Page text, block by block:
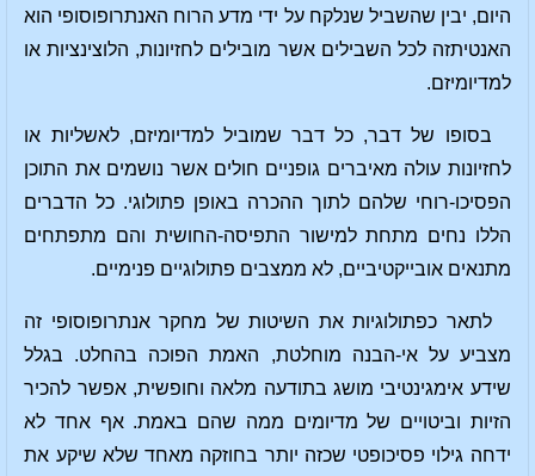
היום, יבין שהשביל שנלקח על ידי מדע הרוח האנתרופוסופי הוא
האנטיתזה לכל השבילים אשר מובילים לחזיונות, הלוצינציות או
למדיומיזם.
בסופו של דבר, כל דבר שמוביל למדיומיזם, לאשליות או
לחזיונות עולה מאיברים גופניים חולים אשר נושמים את התוכן
הפסיכו-רוחי שלהם לתוך ההכרה באופן פתולוגי. כל הדברים
הללו נחים מתחת למישור התפיסה-החושית והם מתפתחים
מתנאים אובייקטיביים, לא ממצבים פתולוגיים פנימיים.
לתאר כפתולוגיות את השיטות של מחקר אנתרופוסופי זה
מצביע על אי-הבנה מוחלטת, האמת הפוכה בהחלט. בגלל
שידע אימגינטיבי מושג בתודעה מלאה וחופשית, אפשר להכיר
הזיות וביטויים של מדיומים ממה שהם באמת. אף אחד לא
ידחה גילוי פסיכופטי שכזה יותר בחוזקה מאחד שלא שיקע את